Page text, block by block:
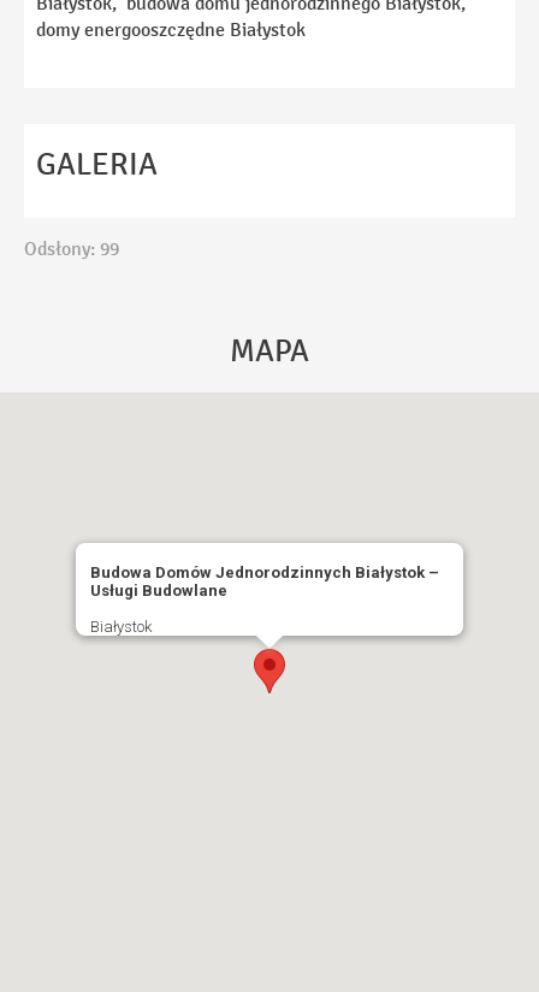
Wiadomość
domy energooszczędne Białystok
GALERIA
Odsłony: 99
MAPA
Budowa Domów Jednorodzinnych Białystok –
Usługi Budowlane
Białystok